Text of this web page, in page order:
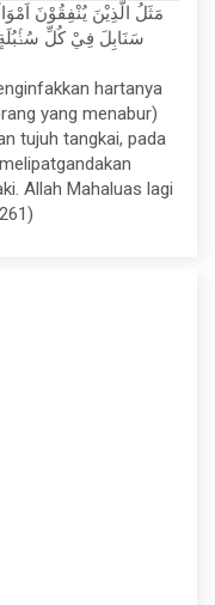
مَثَلُ الَّذِيْنَ يُنْفِقُوْنَ
سَنَابِلَ فِيْ كُلِّ
hartanya
yang menabur)
tujuh tangkai, pada
Allah Mahaluas lagi